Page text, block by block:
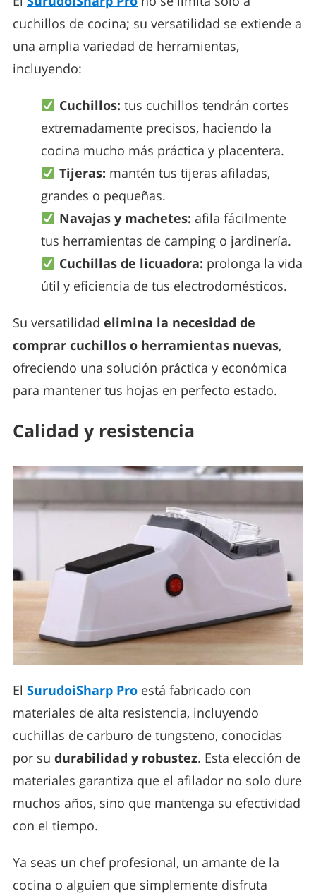
cuchillos de cocina; su versatilidad se extiende a
una amplia variedad de herramientas,
incluyendo:
Cuchillos: tus cuchillos tendrán cortes
extremadamente precisos, haciendo la
cocina mucho más práctica y placentera.
Tijeras: mantén tus tijeras afiladas,
grandes o pequeñas.
Navajas y machetes: afila fácilmente
tus herramientas de camping o jardinería.
Cuchillas de licuadora: prolonga la vida
útil y eficiencia de tus electrodomésticos.
Su versatilidad elimina la necesidad de
comprar cuchillos o herramientas nuevas,
ofreciendo una solución práctica y económica
para mantener tus hojas en perfecto estado.
Calidad y resistencia
El SurudoiSharp Pro está fabricado con
materiales de alta resistencia, incluyendo
cuchillas de carburo de tungsteno, conocidas
por su durabilidad y robustez. Esta elección de
materiales garantiza que el afilador no solo dure
muchos años, sino que mantenga su efectividad
con el tiempo.
Ya seas un chef profesional, un amante de la
cocina o alguien que simplemente disfruta